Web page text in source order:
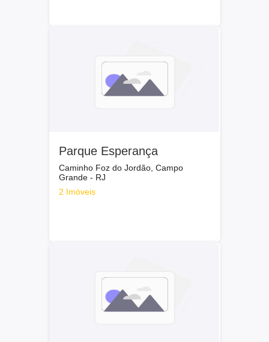
Parque Esperança
Caminho Foz do Jordão, Campo
Grande - RJ
2 Imóveis